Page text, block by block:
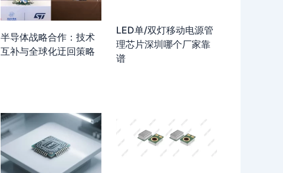
半导体战略合作：技术
互补与全球化迂回策略
LED单/双灯移动电源管
理芯片深圳哪个厂家靠
谱